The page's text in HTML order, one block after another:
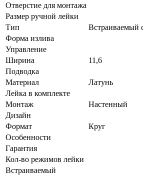
Отверстие для монтажа
Размер ручной лейки
Тип
Встраиваемый
Форма излива
Управление
Ширина
11,6
Подводка
Материал
Латунь
Лейка в комплекте
Монтаж
Настенный
Дизайн
Формат
Круг
Особенности
Гарантия
Кол-во режимов лейки
Встраиваемый